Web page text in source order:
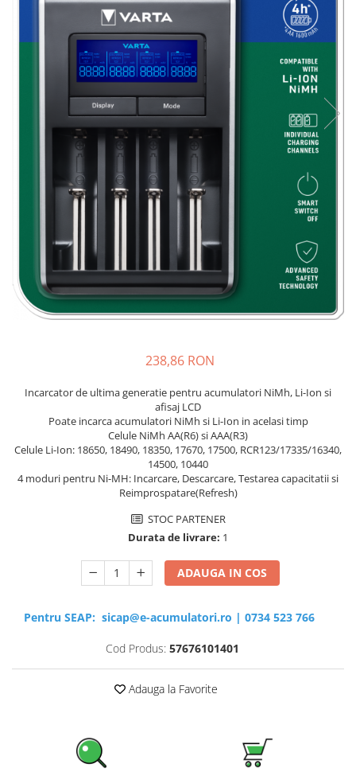
Sisteme de management (BMS)
Redresoare, incarcatoare si testere
Redresoare auto, moto, barci si
238,86 RON
Incarcator de ultima generatie pentru acumulatori NiMh, Li-Ion si
afisaj LCD
Poate incarca acumulatori NiMh si Li-Ion in acelasi timp
Celule NiMh AA(R6) si AAA(R3)
Celule Li-Ion: 18650, 18490, 18350, 17670, 17500, RCR123/17335/16340,
14500, 10440
4 moduri pentru Ni-MH: Incarcare, Descarcare, Testarea capacitatii si
Reimprospatare(Refresh)
STOC PARTENER
Durata de livrare: 1
ADAUGA IN COS
Pentru SEAP: sicap@e-acumulatori.ro | 0734 523 766
Cod Produs: 57676101401
Adauga la Favorite